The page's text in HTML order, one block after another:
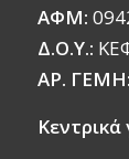
ΑΦΜ:
Δ.Ο.Υ.:
ΑΡ. ΓΕΜΗ:
Κεντρικά